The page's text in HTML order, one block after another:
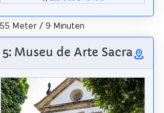
Meter / 9 Minuten
Museu de Arte Sacra